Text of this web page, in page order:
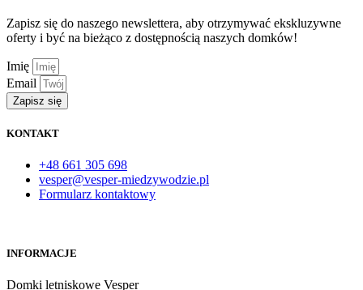
Zapisz się do naszego newslettera, aby otrzymywać ekskluzywne
oferty i być na bieżąco z dostępnością naszych domków!
Imię
Email
Zapisz się
KONTAKT
+48 661 305 698
vesper@vesper-miedzywodzie.pl
Formularz kontaktowy
INFORMACJE
Domki letniskowe Vesper